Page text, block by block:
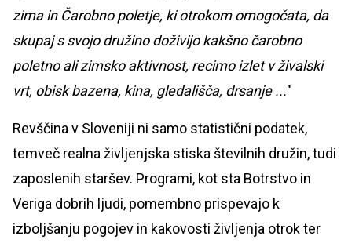
zima in Čarobno poletje, ki otrokom omogočata, da
skupaj s svojo družino doživijo kakšno čarobno
poletno ali zimsko aktivnost, recimo izlet v živalski
vrt, obisk bazena, kina, gledališča, drsanje ..."
Revščina v Sloveniji ni samo statistični podatek,
temveč realna življenjska stiska številnih družin, tudi
zaposlenih staršev. Programi, kot sta Botrstvo in
Veriga dobrih ljudi, pomembno prispevajo k
izboljšanju pogojev in kakovosti življenja otrok ter